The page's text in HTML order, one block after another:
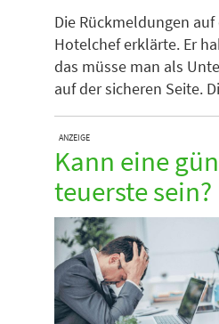
Die Rückmeldungen
Hotelchef erklärte. Er
das müsse man als
auf der sicheren Seite.
ANZEIGE
Kann eine
teuerste sein?